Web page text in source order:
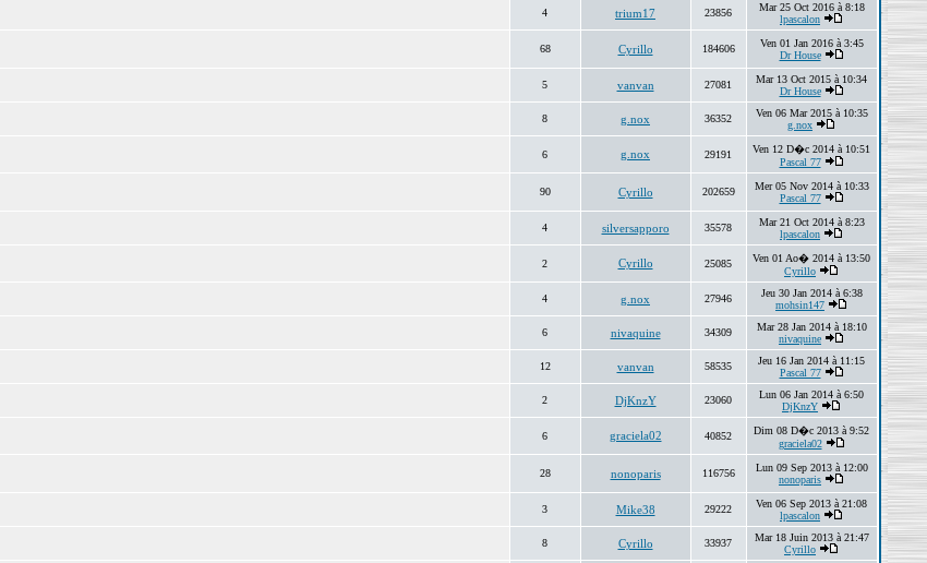
4 trium17 23856
Mar 25 Oct 2016 à 8:18
lpascalon
68 Cyrillo 184606
Ven 01 Jan 2016 à 3:45
Dr House
5 vanvan 27081
Mar 13 Oct 2015 à 10:34
Dr House
8 g.nox 36352
Ven 06 Mar 2015 à 10:35
g.nox
6 g.nox 29191
Ven 12 D�c 2014 à 10:51
Pascal 77
90 Cyrillo 202659
Mer 05 Nov 2014 à 10:33
Pascal 77
4 silversapporo 35578
Mar 21 Oct 2014 à 8:23
lpascalon
2 Cyrillo 25085
Ven 01 Ao� 2014 à 13:50
Cyrillo
4 g.nox 27946
Jeu 30 Jan 2014 à 6:38
mohsin147
6 nivaquine 34309
Mar 28 Jan 2014 à 18:10
nivaquine
12 vanvan 58535
Jeu 16 Jan 2014 à 11:15
Pascal 77
2 DjKnzY 23060
Lun 06 Jan 2014 à 6:50
DjKnzY
6 graciela02 40852
Dim 08 D�c 2013 à 9:52
graciela02
28 nonoparis 116756
Lun 09 Sep 2013 à 12:00
nonoparis
3 Mike38 29222
Ven 06 Sep 2013 à 21:08
lpascalon
8 Cyrillo 33937
Mar 18 Juin 2013 à 21:47
Cyrillo